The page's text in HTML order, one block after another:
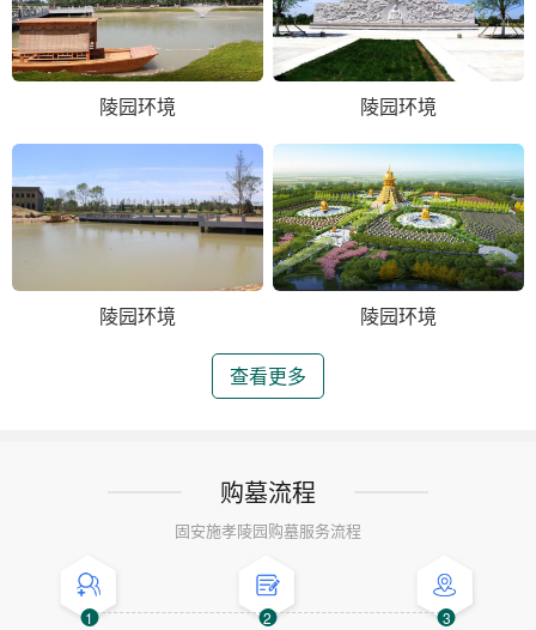
陵园环境 陵园环境
陵园环境 陵园环境
查看更多
购墓流程
固安施孝陵园购墓服务流程
1 2 3